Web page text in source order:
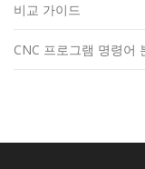
비교 가이드
CNC 프로그램 명령어